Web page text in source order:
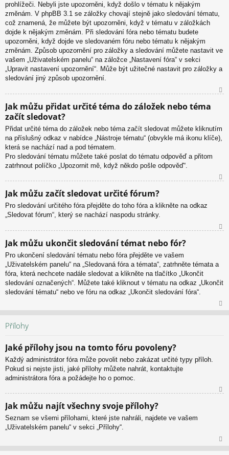
prohlížeči. Nebyli jste upozorněni, když došlo v tématu k nějakým
změnám. V phpBB 3.1 se záložky chovají stejně jako sledování tématu,
což znamená, že můžete být upozorněni, když v tématu v záložkách
dojde k nějakým změnám. Při sledování fóra nebo tématu budete
upozorněni, když dojde ve sledovaném fóru nebo tématu k nějakým
změnám. Způsob upozornění pro záložky a sledování můžete nastavit ve
vašem „Uživatelském panelu“ na záložce „Nastavení fóra“ v sekci
„Upravit nastavení upozornění“. Může být užitečné nastavit pro záložky a
sledování jiný způsob upozornění.
u
Jak můžu přidat určité téma do záložek nebo téma
začít sledovat?
Přidat určité téma do záložek nebo téma začít sledovat můžete kliknutím
na příslušný odkaz v nabídce „Nástroje tématu“ (obvykle má ikonu klíče),
která se nachází nad a pod tématem.
Pro sledování tématu můžete také poslat do tématu odpověď a přitom
zatrhnout políčko „Upozornit mě, když někdo pošle odpověď“.
Jak můžu začít sledovat určité fórum?
Pro sledování určitého fóra přejděte do toho fóra a klikněte na odkaz
„Sledovat fórum“, který se nachází naspodu stránky.
u
Jak můžu ukončit sledování témat nebo fór?
Pro ukončení sledování tématu nebo fóra přejděte ve vašem
„Uživatelském panelu“ na „Sledovaná fóra a témata“, zatrhněte témata a
fóra, která nechcete nadále sledovat a klikněte na tlačítko „Ukončit
sledování označených“. Můžete také kliknout v tématu na odkaz „Ukončit
sledování tématu“ nebo ve fóru na odkaz „Ukončit sledování fóra“.
Přílohy
Jaké přílohy jsou na tomto fóru povoleny?
Každý administrátor fóra může povolit nebo zakázat určité typy příloh.
Pokud si nejste jisti, jaké přílohy můžete nahrát, kontaktujte
administrátora fóra a požádejte ho o pomoc.
Jak můžu najít všechny svoje přílohy?
Seznam se všemi přílohami, které jste nahráli, najdete ve vašem
„Uživatelském panelu“ v sekci „Přílohy“.